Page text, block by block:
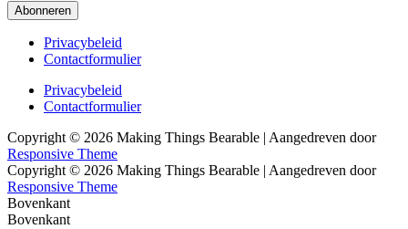
Abonneren
Footer
menu
Privacybeleid
Contactformulier
Footer
menu
Privacybeleid
Contactformulier
Copyright © 2026 Making Things Bearable | Aangedreven door
Responsive Theme
Copyright © 2026 Making Things Bearable | Aangedreven door
Responsive Theme
Bovenkant
Bovenkant